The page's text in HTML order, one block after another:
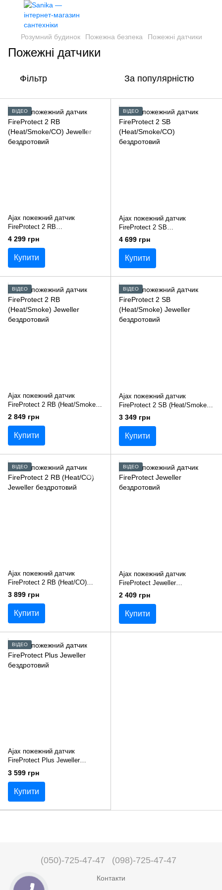
Розумний будинок Пожежна безпека Пожежні датчики
Пожежні датчики
Фільтр За популярністю
ВІДЕО
Ajax пожежний датчик
FireProtect 2 RB
(Heat/Smoke/CO) Jeweller
бездротовий
4 299 грн
Купити
ВІДЕО
Ajax пожежний датчик
FireProtect 2 SB
(Heat/Smoke/CO) бездротовий
4 699 грн
Купити
ВІДЕО
Ajax пожежний датчик
FireProtect 2 RB (Heat/Smoke)
Jeweller бездротовий
2 849 грн
Купити
ВІДЕО
Ajax пожежний датчик
FireProtect 2 SB (Heat/Smoke)
Jeweller бездротовий
3 349 грн
Купити
ВІДЕО
Ajax пожежний датчик
FireProtect 2 RB (Heat/CO)
Jeweller бездротовий
3 899 грн
Купити
ВІДЕО
Ajax пожежний датчик
FireProtect Jeweller
бездротовий
2 409 грн
Купити
ВІДЕО
Ajax пожежний датчик
FireProtect Plus Jeweller
бездротовий
3 599 грн
Купити
(050)-725-47-47 (098)-725-47-47
Контакти